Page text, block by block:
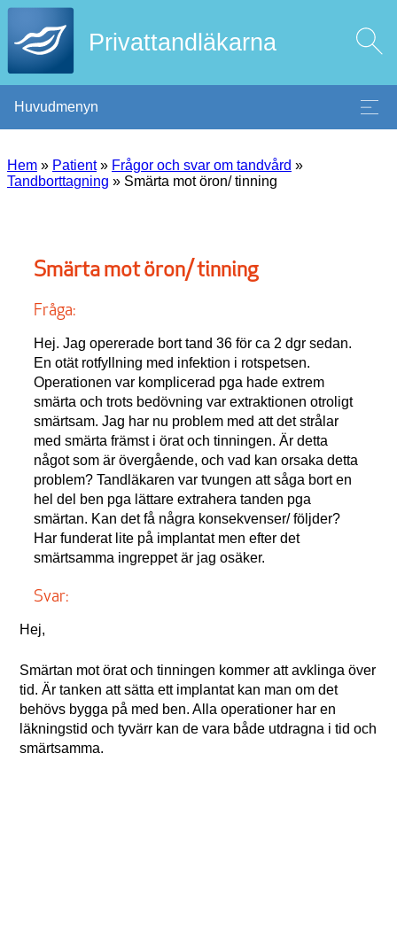
Privattandläkarna
Huvudmenyn
Hem » Patient» Frågor och svar om tandvård »
Tandborttagning » Smärta mot öron/ tinning
Smärta mot öron/ tinning
Fråga:
Hej. Jag opererade bort tand 36 för ca 2 dgr sedan.
En otät rotfyllning med infektion i rotspetsen.
Operationen var komplicerad pga hade extrem
smärta och trots bedövning var extraktionen otroligt
smärtsam. Jag har nu problem med att det strålar
med smärta främst i örat och tinningen. Är detta
något som är övergående, och vad kan orsaka detta
problem? Tandläkaren var tvungen att såga bort en
hel del ben pga lättare extrahera tanden pga
smärtan. Kan det få några konsekvenser/ följder?
Har funderat lite på implantat men efter det
smärtsamma ingreppet är jag osäker.
Svar:
Hej,
Smärtan mot örat och tinningen kommer att avklinga över
tid. Är tanken att sätta ett implantat kan man om det
behövs bygga på med ben. Alla operationer har en
läkningstid och tyvärr kan de vara både utdragna i tid och
smärtsamma.